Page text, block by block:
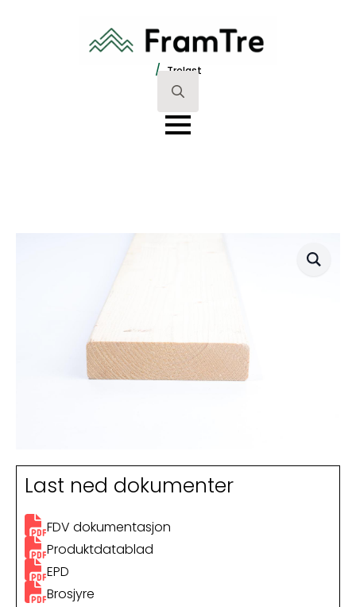
/ Trelast
Search
for:
Last ned dokumenter
FDV dokumentasjon
Produktdatablad
EPD
Brosjyre